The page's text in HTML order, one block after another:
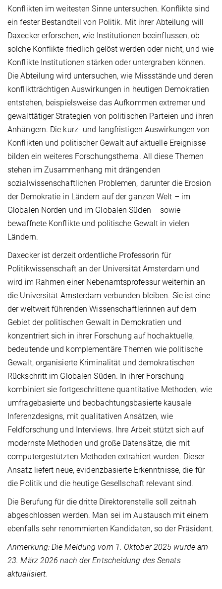
Konflikten im weitesten Sinne untersuchen. Konflikte sind
ein fester Bestandteil von Politik. Mit ihrer Abteilung will
Daxecker erforschen, wie Institutionen beeinflussen, ob
solche Konflikte friedlich gelöst werden oder nicht, und wie
Konflikte Institutionen stärken oder untergraben können.
Die Abteilung wird untersuchen, wie Missstände und deren
konfliktträchtigen Auswirkungen in heutigen Demokratien
entstehen, beispielsweise das Aufkommen extremer und
gewalttätiger Strategien von politischen Parteien und ihren
Anhängern. Die kurz- und langfristigen Auswirkungen von
Konflikten und politischer Gewalt auf aktuelle Ereignisse
bilden ein weiteres Forschungsthema. All diese Themen
stehen im Zusammenhang mit drängenden
sozialwissenschaftlichen Problemen, darunter die Erosion
der Demokratie in Ländern auf der ganzen Welt – im
Globalen Norden und im Globalen Süden – sowie
bewaffnete Konflikte und politische Gewalt in vielen
Ländern.
Daxecker ist derzeit ordentliche Professorin für
Politikwissenschaft an der Universität Amsterdam und
wird im Rahmen einer Nebenamtsprofessur weiterhin an
die Universität Amsterdam verbunden bleiben. Sie ist eine
der weltweit führenden Wissenschaftlerinnen auf dem
Gebiet der politischen Gewalt in Demokratien und
konzentriert sich in ihrer Forschung auf hochaktuelle,
bedeutende und komplementäre Themen wie politische
Gewalt, organisierte Kriminalität und demokratischen
Rückschritt im Globalen Süden. In ihrer Forschung
kombiniert sie fortgeschrittene quantitative Methoden, wie
umfragebasierte und beobachtungsbasierte kausale
Inferenzdesigns, mit qualitativen Ansätzen, wie
Feldforschung und Interviews. Ihre Arbeit stützt sich auf
modernste Methoden und große Datensätze, die mit
computergestützten Methoden extrahiert wurden. Dieser
Ansatz liefert neue, evidenzbasierte Erkenntnisse, die für
die Politik und die heutige Gesellschaft relevant sind.
Die Berufung für die dritte Direktorenstelle soll zeitnah
abgeschlossen werden. Man sei im Austausch mit einem
ebenfalls sehr renommierten Kandidaten, so der Präsident.
Anmerkung: Die Meldung vom 1. Oktober 2025 wurde am
23. März 2026 nach der Entscheidung des Senats
aktualisiert.